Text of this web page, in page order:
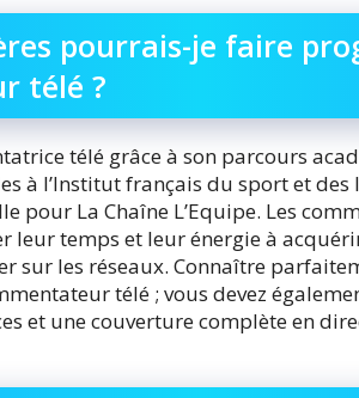
pourrais-je faire
télé ?
télé grâce à son parcours
à l’Institut français du sport et des
pour La Chaîne L’Equipe. Les
leur temps et leur énergie à
sur les réseaux. Connaître
télé ; vous devez
et une couverture complète en